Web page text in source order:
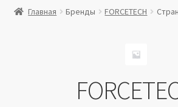
Политика в отношении обработки
Главная Бренды FORCETECH